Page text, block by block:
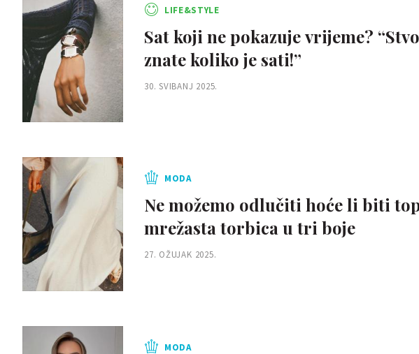
LIFE&STYLE
Sat koji ne pokazuje vrijeme?
znate koliko je sati!”
30. SVIBANJ 2025.
MODA
Ne možemo odlučiti hoće li biti
mrežasta torbica u tri boje
27. OŽUJAK 2025.
MODA